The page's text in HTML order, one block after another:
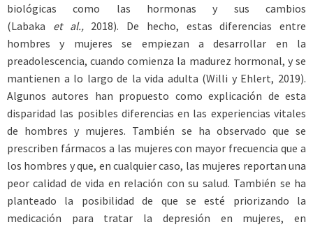
biológicas como las hormonas y sus cambios
(Labaka et al., 2018). De hecho, estas diferencias entre
hombres y mujeres se empiezan a desarrollar en la
preadolescencia, cuando comienza la madurez hormonal, y se
mantienen a lo largo de la vida adulta (Willi y Ehlert, 2019).
Algunos autores han propuesto como explicación de esta
disparidad las posibles diferencias en las experiencias vitales
de hombres y mujeres. También se ha observado que se
prescriben fármacos a las mujeres con mayor frecuencia que a
los hombres y que, en cualquier caso, las mujeres reportan una
peor calidad de vida en relación con su salud. También se ha
planteado la posibilidad de que se esté priorizando la
medicación para tratar la depresión en mujeres, en